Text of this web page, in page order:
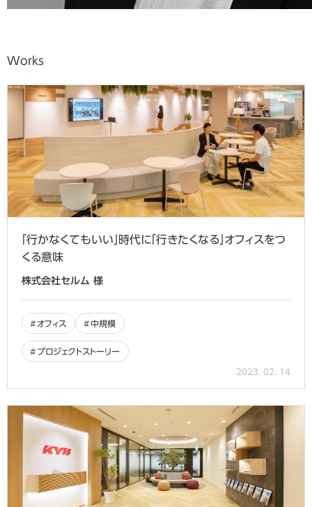
Works
「行かなくてもいい」時代に「行きたくなる」オフィスをつ
くる意味
株式会社セルム 様
オフィス 中規模
プロジェクトストーリー
2023. 02. 14